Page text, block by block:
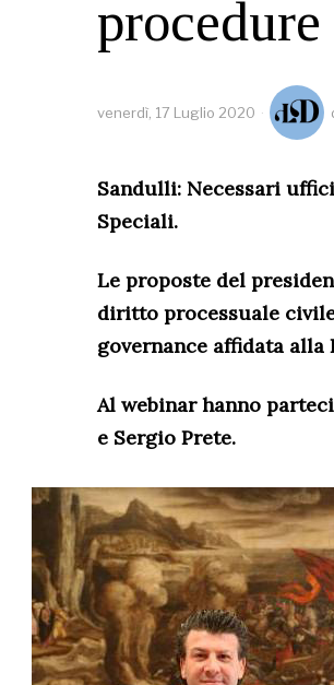
procedure
venerdì, 17 Luglio 2020
Sandulli: Necessari
Speciali.
Le proposte del
diritto processuale
governance affidata alla
Al webinar hanno
e Sergio Prete.